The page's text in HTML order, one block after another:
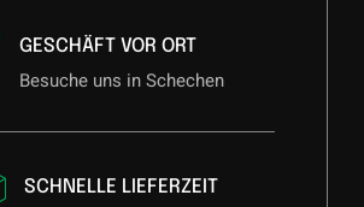
GESCHÄFT VOR ORT
Besuche uns in Schechen
SCHNELLE LIEFERZEIT